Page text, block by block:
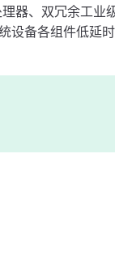
器、双冗余工业
设备各组件低延